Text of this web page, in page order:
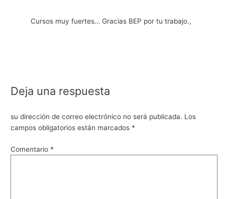
Cursos muy fuertes… Gracias BEP por tu trabajo.,
Deja una respuesta
su dirección de correo electrónico no será publicada. Los
campos obligatorios están marcados *
Comentario *